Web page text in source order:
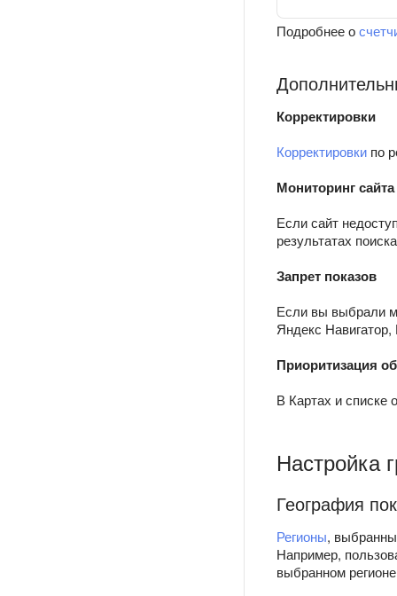
Подробнее о
Корректировки
Корректировки по
Мониторинг сайта
Если сайт
результатах
Запрет показов
Если вы выбрали
Яндекс
Приоритизация
В Картах и списке
Настройка
География
Регионы,
Например,
выбранном